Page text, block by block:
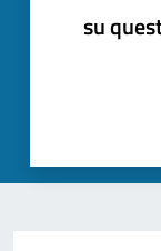
su